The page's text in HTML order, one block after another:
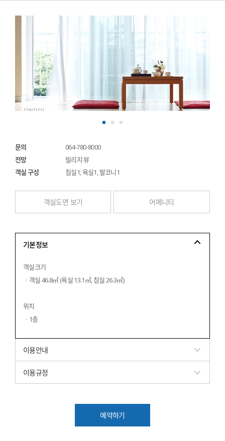
문의
064-780-8000
전망
빌리지 뷰
객실 구성
침실1, 욕실1, 발코니1
객실도면 보기 어메니티
기본정보
객실크기
  ·  객실 46.8㎡ (욕실 13.1㎡, 침실 26.3㎡)
위치
  ·  1층
이용안내
이용규정
예약하기